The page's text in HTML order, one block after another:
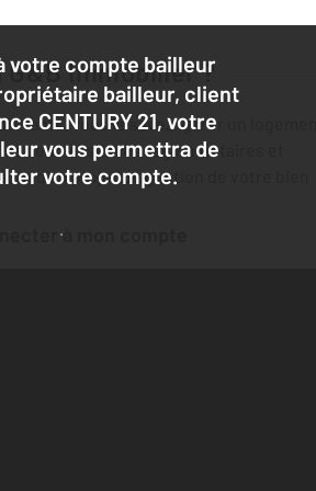
votre compte bailleur
bailleur, client
CENTURY 21, votre
vous permettra de
votre compte.
à mon compte
G&B Immobilier?
Vous le savez, gérer un logement
connaissances règlementaires et
d'un projet de gestion de votre bien